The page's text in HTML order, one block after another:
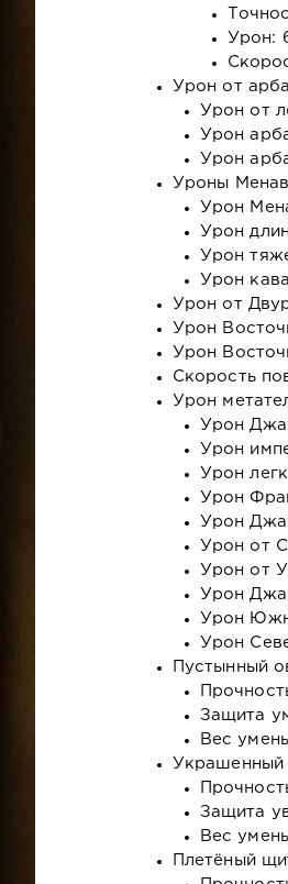
Урон:
Урон от
Урон от
Урон
Урон
Уроны
Урон
Урон
Урон
Урон
Урон от
Урон
Урон
Скорость
Урон
Урон
Урон
Урон
Урон
Урон
Урон от
Урон от
Урон
Урон
Урон
Пустынный
Защита
Вес
Украшенный
Защита
Вес
Плетёный